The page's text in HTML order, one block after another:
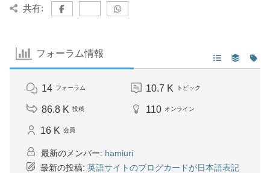
共有:
フォーラム情報
14 フォーラム 10.7 K トピック
86.8 K 投稿 110 オンライン
16 K 会員
最新のメンバー: hamiuri
最新の投稿: 英語サイトのブログカードが日本語表記